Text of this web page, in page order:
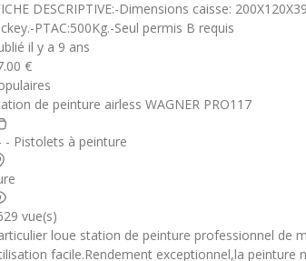
DESCRIPTIVE:-Dimensions caisse:
PTAC:500Kg.-Seul permis B requis
il y a 9 ans
€
de peinture airless WAGNER PRO117
- Pistolets à peinture
vue(s)
loue station de peinture professionnel de
facile.Rendement exceptionnel,la peinture